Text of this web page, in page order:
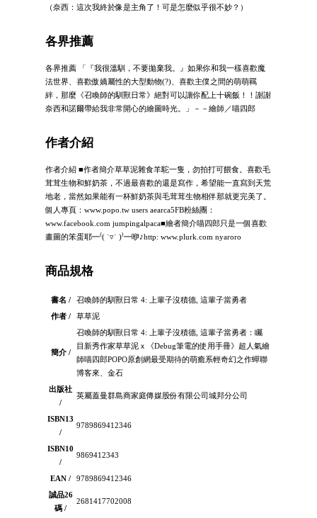
（奈西：這次我終於像是主角了！可是怎麼似乎很不妙？）
各界推薦
各界推薦 「『我很溫馴，不要拋棄我。』如果你和我一樣喜歡魔
法世界、喜歡傲嬌屬性的大型動物(?)、喜歡主僕之間的萌萌羈
絆，那麼《召喚師的馴獸日常》絕對可以讓你配上十碗飯！！謝謝
奈西和諾爾帶給我非常開心的繪圖時光。」－－繪師／喵四郎
作者介紹
作者介紹 ■作者簡介草草泥雜食羊駝一隻，勿拍打可餵食。喜歡毛
茸茸生物和鮮奶茶，不過最喜歡的還是寫作，希望能一直寫到天荒
地老，當然如果能有一杯鮮奶茶與毛茸茸生物相伴那就更完美了。
個人專頁：www.popo.tw users aearca5FB粉絲團：
www.facebook.com jumpingalpaca■繪者簡介喵四郎只是一個喜歡
畫圖的笨蛋耶━⁽( ˙▿˙ )⁾━咿♪http: www.plurk.com nyaroro
商品規格
書名 /
召喚師的馴獸日常 4: 上輩子沒積德, 這輩子當勇者
作者 /
草草泥
簡介 /
召喚師的馴獸日常 4: 上輩子沒積德, 這輩子當勇者：矚
目新秀作家草草泥ｘ《Debug筆電的使用手冊》超人氣繪
師喵四郎POPO原創網最受期待的萌癒系輕奇幻之作蟬聯
博客來、金石
出版社
/
英屬蓋曼群島商家庭傳媒股份有限公司城邦分公司
ISBN13
/
9789869412346
ISBN10
/
9869412343
EAN /
9789869412346
誠品26
碼 /
2681417702008